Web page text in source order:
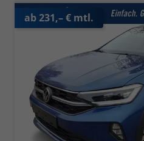
ab 231,– € mtl.